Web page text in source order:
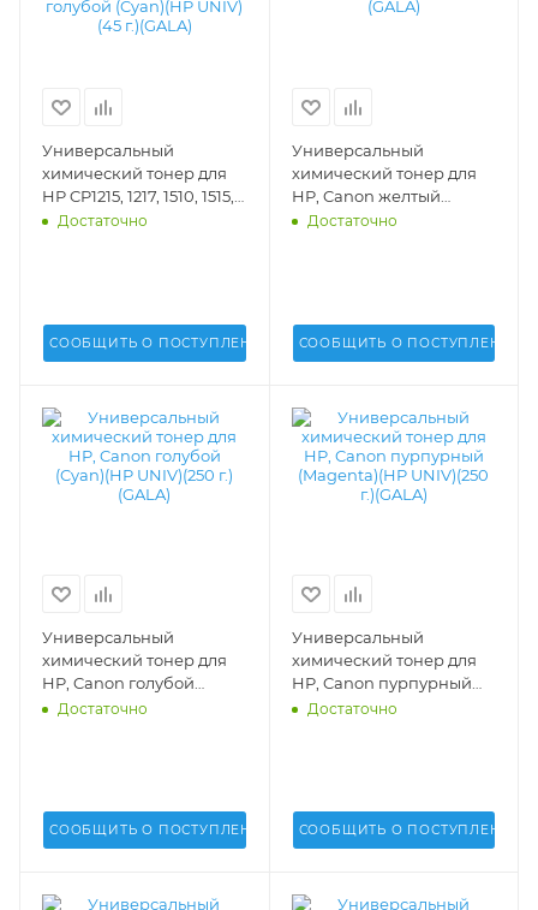
Универсальный
химический тонер для
HP CP1215, 1217, 1510, 1515,
M251, 276, 3800, 3600
Достаточно
СООБЩИТЬ О ПОСТУПЛЕНИИ
Универсальный
химический тонер для
HP, Canon желтый
(Yellow)(HP UNIV)(250 г.)
Достаточно
СООБЩИТЬ О ПОСТУПЛЕНИИ
Универсальный
химический тонер для
HP, Canon голубой
(Cyan)(HP UNIV)(250 г.)
Достаточно
СООБЩИТЬ О ПОСТУПЛЕНИИ
Универсальный
химический тонер для
HP, Canon пурпурный
(Magenta)(HP UNIV)(250
Достаточно
СООБЩИТЬ О ПОСТУПЛЕНИИ